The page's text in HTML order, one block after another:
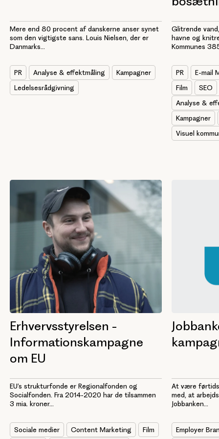
Mere end 80 procent af danskerne anser synet
som den vigtigste sans. Louis Nielsen, der er
Danmarks...
PR Analyse & effektmåling
Kampagner
Ledelsesrådgivning
Glitrende
havne og
Kommunes
PR E-mail
Film
SEO
Analyse &
Kampagner
Visuel
Erhvervsstyrelsen -
Informationskampagne
om EU
EU’s strukturfonde er Regionalfonden og
Socialfonden. Fra 2014-2020 har de tilsammen
3 mia. kroner...
Sociale medier Content Marketing Film
At være
med, at
Jobbanken...
Employer